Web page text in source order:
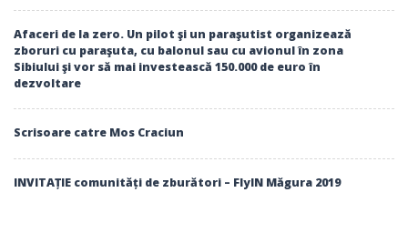
Afaceri de la zero. Un pilot şi un paraşutist organizează
zboruri cu paraşuta, cu balonul sau cu avionul în zona
Sibiului şi vor să mai investească 150.000 de euro în
dezvoltare
Scrisoare catre Mos Craciun
INVITAȚIE comunități de zburători – FlyIN Măgura 2019